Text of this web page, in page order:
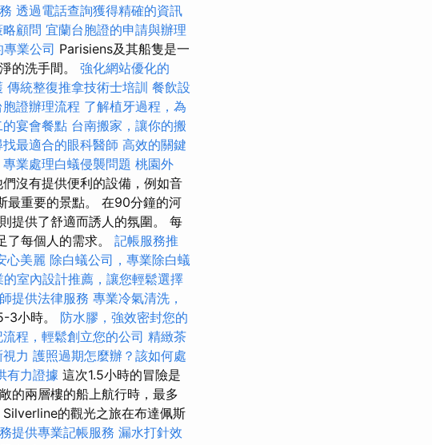
透過電話查詢獲得精確的資訊
顧問 宜蘭台胞證的申請與辦理
業公司 Parisiens及其船隻是一
的洗手間。 強化網站優化的
傳統整復推拿技術士培訓 餐飲設
證辦理流程 了解植牙過程，為
宴會餐點 台南搬家，讓你的搬
最適合的眼科醫師 高效的關鍵
業處理白蟻侵襲問題 桃園外
沒有提供便利的設備，例如音
最重要的景點。 在90分鐘的河
提供了舒適而誘人的氛圍。 每
了每個人的需求。 記帳服務推
心美麗 除白蟻公司，專業除白蟻
的室內設計推薦，讓您輕鬆選擇
提供法律服務 專業冷氣清洗，
3小時。 防水膠，強效密封您的
程，輕鬆創立您的公司 精緻茶
力 護照過期怎麼辦？該如何處
有力證據 這次1.5小時的冒險是
的兩層樓的船上航行時，最多
的觀光之旅在布達佩斯
提供專業記帳服務 漏水打針效